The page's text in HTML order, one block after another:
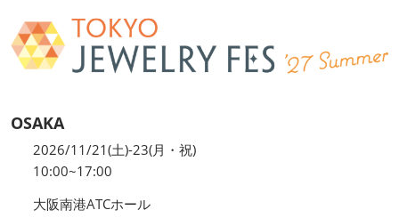
OSAKA
2026/11/21(土)-23(月・祝)
10:00~17:00
大阪南港ATCホール